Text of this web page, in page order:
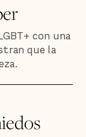
con una
que la